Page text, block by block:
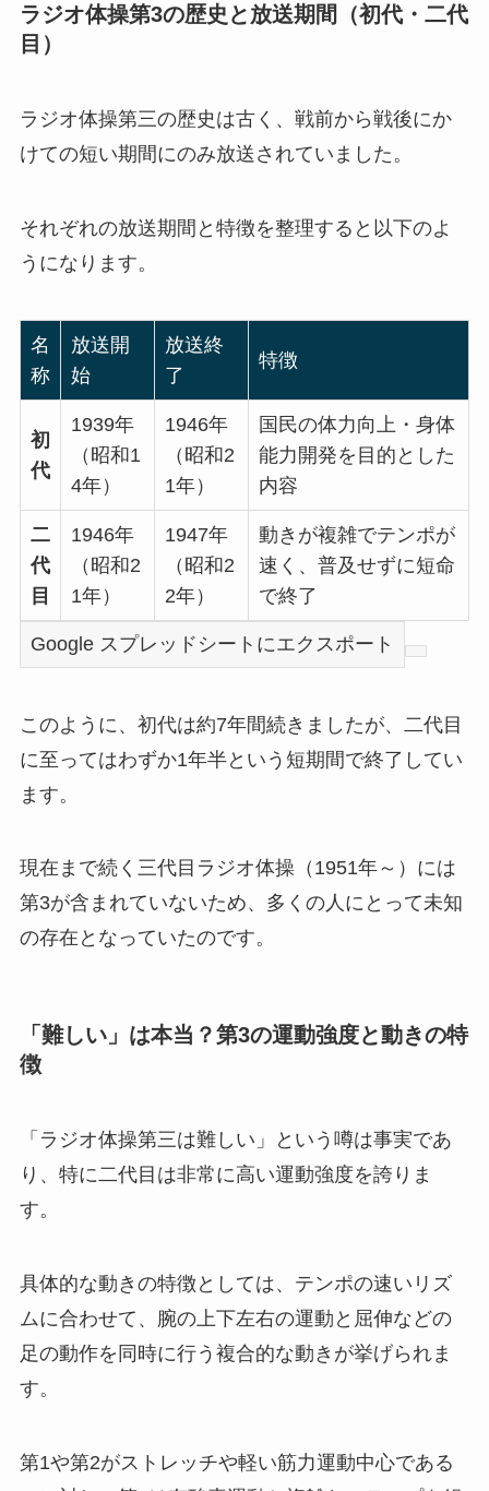
ラジオ体操第3の歴史と放送期間（初代・二代
目）
ラジオ体操第三の歴史は古く、戦前から戦後にか
けての短い期間にのみ放送されていました。
それぞれの放送期間と特徴を整理すると以下のよ
うになります。
名
称
放送開
始
放送終
了
特徴
初
代
1939年
（昭和1
4年）
1946年
（昭和2
1年）
国民の体力向上・身体
能力開発を目的とした
内容
二
代
目
1946年
（昭和2
1年）
1947年
（昭和2
2年）
動きが複雑でテンポが
速く、普及せずに短命
で終了
Google スプレッドシートにエクスポート
このように、初代は約7年間続きましたが、二代目
に至ってはわずか1年半という短期間で終了してい
ます。
現在まで続く三代目ラジオ体操（1951年～）には
第3が含まれていないため、多くの人にとって未知
の存在となっていたのです。
「難しい」は本当？第3の運動強度と動きの特
徴
「ラジオ体操第三は難しい」という噂は事実であ
り、特に二代目は非常に高い運動強度を誇りま
す。
具体的な動きの特徴としては、テンポの速いリズ
ムに合わせて、腕の上下左右の運動と屈伸などの
足の動作を同時に行う複合的な動きが挙げられま
す。
第1や第2がストレッチや軽い筋力運動中心である